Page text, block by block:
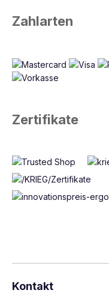
Zahlarten
Zertifikate
Kontakt